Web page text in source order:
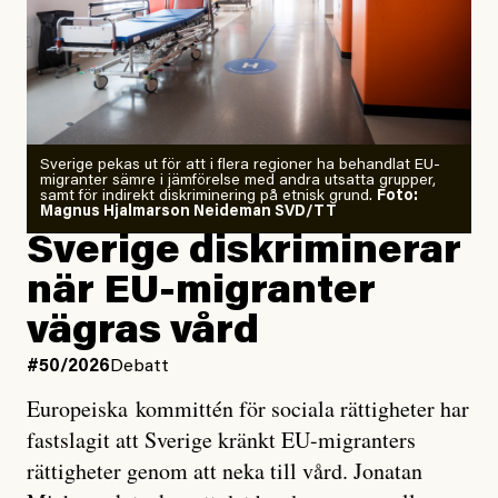
Årets El Niño kan bli den
starkaste som uppmätts
Zeke Hausfather är chockad igen efter att ha
analyserat hur de olika klimatmodellerna bedömer
läget för hur den begynnande El Niño-händelsen ska
utveckla sig. El Niño är ett återkommande
väderfenomen som uppstår när havsvattnet i delar av
Stilla havet blir ovanligt varmt. Det påverkar vädret
över stora delar av världen och under
forskare allt oftare varnat för att den här El Niñon
Det verkar vara en underdrift, menar nu Zeke
Hausfather.
Sverige pekas ut för att i flera regioner ha behandlat EU-
migranter sämre i jämförelse med andra utsatta grupper,
samt för indirekt diskriminering på etnisk grund. Foto:
Magnus Hjalmarson Neideman SVD/TT
Sverige diskriminerar
när EU-migranter
vägras vård
#50/2026 Debatt
Europeiska kommittén för sociala rättigheter har
fastslagit att Sverige kränkt EU-migranters
rättigheter genom att neka till vård. Jonatan